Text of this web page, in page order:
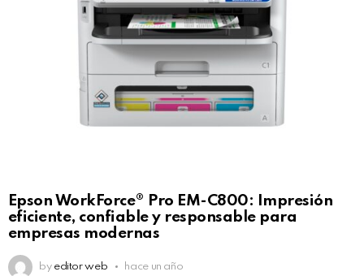
Epson WorkForce® Pro EM-C800: Impresión
eficiente, confiable y responsable para
empresas modernas
by editor web hace un año